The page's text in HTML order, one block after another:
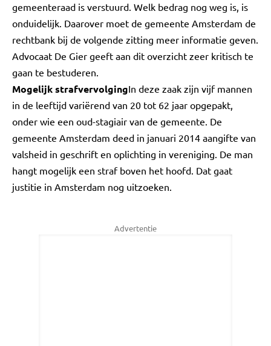
gemeenteraad is verstuurd. Welk bedrag nog weg is, is
onduidelijk. Daarover moet de gemeente Amsterdam de
rechtbank bij de volgende zitting meer informatie geven.
Advocaat De Gier geeft aan dit overzicht zeer kritisch te
gaan te bestuderen.
Mogelijk strafvervolgingIn deze zaak zijn vijf mannen
in de leeftijd variërend van 20 tot 62 jaar opgepakt,
onder wie een oud-stagiair van de gemeente. De
gemeente Amsterdam deed in januari 2014 aangifte van
valsheid in geschrift en oplichting in vereniging. De man
hangt mogelijk een straf boven het hoofd. Dat gaat
justitie in Amsterdam nog uitzoeken.
Advertentie